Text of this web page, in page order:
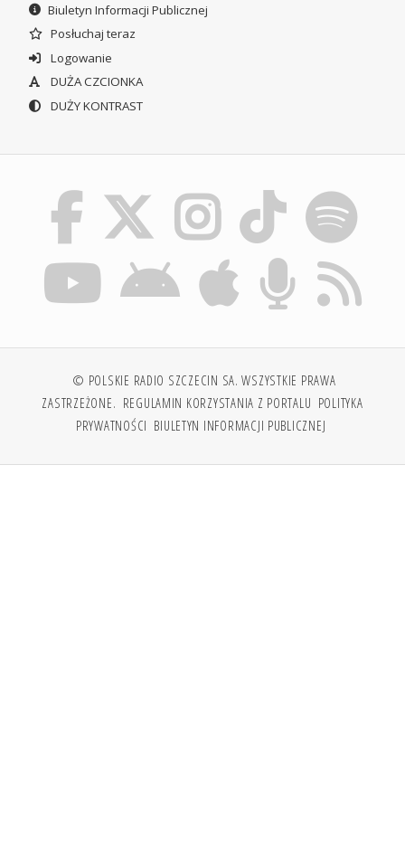
Biuletyn Informacji Publicznej
Posłuchaj teraz
Logowanie
DUŻA CZCIONKA
DUŻY KONTRAST
© POLSKIE RADIO SZCZECIN SA. WSZYSTKIE PRAWA
ZASTRZEŻONE. REGULAMIN KORZYSTANIA Z PORTALU POLITYKA
PRYWATNOŚCI BIULETYN INFORMACJI PUBLICZNEJ